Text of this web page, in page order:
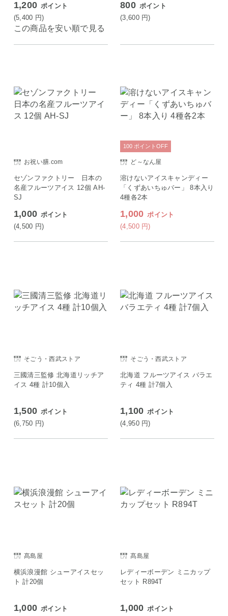
1,200 ポイント
(5,400 円)
この商品を安い順で見る
800 ポイント
(3,600 円)
お祝い膳.com
セゾンファクトリー 日本の
名産フルーツアイス 12個 AH-
SJ
1,000 ポイント
(4,500 円)
ど～なん屋
溶けないアイスキャンディー
「くずあいちゅバー」 8本入り
4種各2本
1,000 ポイント
(4,500 円)
100 ポイント OFF
そごう・西武ストア
三國清三監修 北海道リッチア
イス 4種 計10個入
1,500 ポイント
(6,750 円)
そごう・西武ストア
北海道 フルーツアイス バラエ
ティ 4種 計7個入
1,100 ポイント
(4,950 円)
髙島屋
横浜浪漫館 シューアイスセッ
ト 計20個
1,000 ポイント
髙島屋
レディーボーデン ミニカップ
セット R894T
1,000 ポイント